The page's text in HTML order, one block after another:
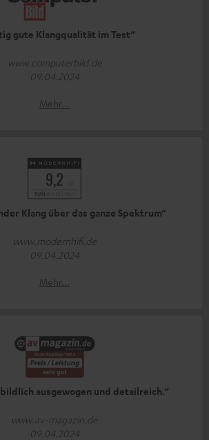
gute Klangqualität im Test“
www.computerbild.de
09.04.2024
Mehr...
Klang über das ganze Spektrum“
www.modernhifi.de
09.04.2024
Mehr...
ausgewogen und detailreich.“
www.av-magazin.de
09.04.2024